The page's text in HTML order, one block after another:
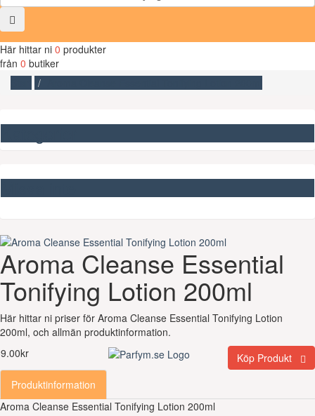
Här hittar ni 0 produkter
från 0 butiker
Aroma Cleanse Essential
Tonifying Lotion 200ml
Här hittar ni priser för Aroma Cleanse Essential Tonifying Lotion
200ml, och allmän produktinformation.
Köp Produkt
Produktinformation
Aroma Cleanse Essential Tonifying Lotion 200ml